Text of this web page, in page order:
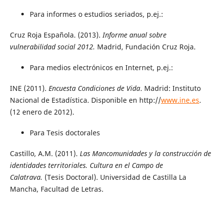
Para informes o estudios seriados, p.ej.:
Cruz Roja Española. (2013). Informe anual sobre
vulnerabilidad social 2012. Madrid, Fundación Cruz Roja.
Para medios electrónicos en Internet, p.ej.:
INE (2011). Encuesta Condiciones de Vida. Madrid: Instituto
Nacional de Estadística. Disponible en http://www.ine.es.
(12 enero de 2012).
Para Tesis doctorales
Castillo, A.M. (2011). Las Mancomunidades y la construcción de
identidades territoriales. Cultura en el Campo de
Calatrava. (Tesis Doctoral). Universidad de Castilla La
Mancha, Facultad de Letras.